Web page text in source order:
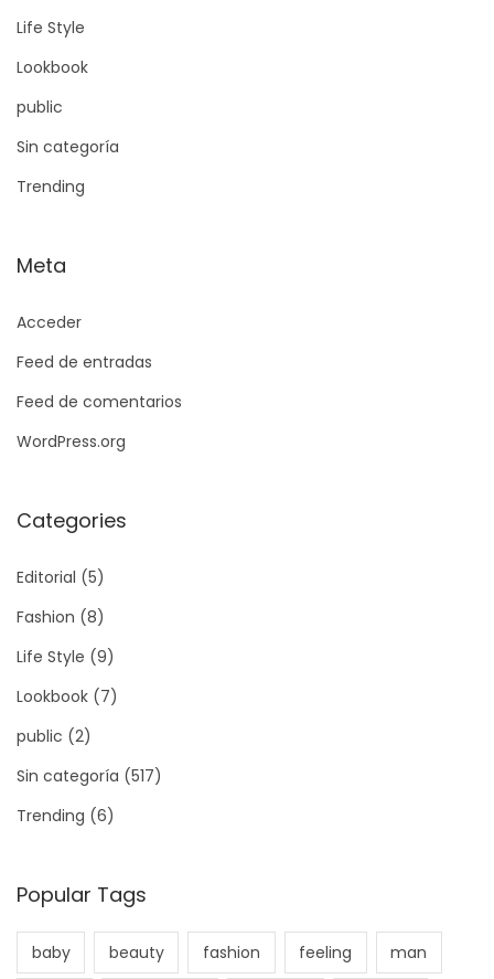
Life Style
Lookbook
public
Sin categoría
Trending
Meta
Acceder
Feed de entradas
Feed de comentarios
WordPress.org
Categories
Editorial (5)
Fashion (8)
Life Style (9)
Lookbook (7)
public (2)
Sin categoría (517)
Trending (6)
Popular Tags
baby beauty fashion feeling man